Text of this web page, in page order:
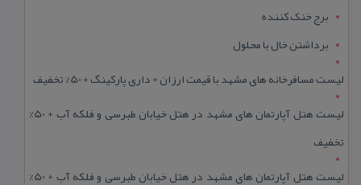
برج خنک کننده
برداشتن خال با محلول
لیست مسافرخانه های مشهد با قیمت ارزان + داری پارکینگ + 50% تخفیف
لیست هتل آپارتمان های مشهد در هتل خیابان طبرسی و فلکه آب + 50%
تخفیف
لیست هتل آپارتمان های مشهد در هتل خیابان طبرسی و فلکه آب + 50%